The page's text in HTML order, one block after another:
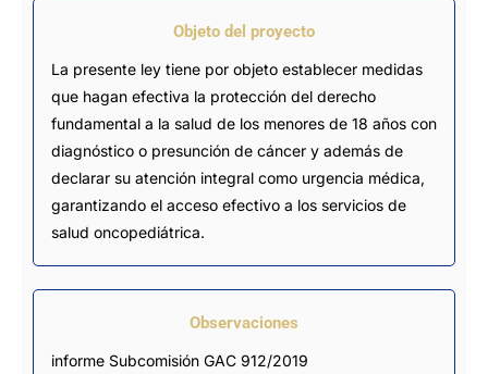
Objeto del proyecto
La presente ley tiene por objeto establecer medidas
que hagan efectiva la protección del derecho
fundamental a la salud de los menores de 18 años con
diagnóstico o presunción de cáncer y además de
declarar su atención integral como urgencia médica,
garantizando el acceso efectivo a los servicios de
salud oncopediátrica.
Observaciones
informe Subcomisión GAC 912/2019